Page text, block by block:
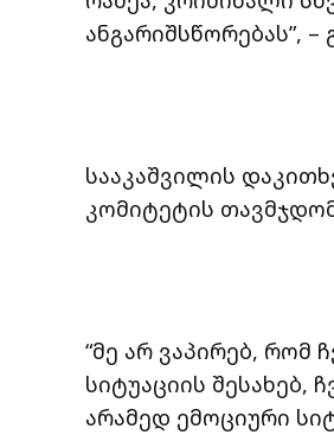
ანგარიშსწორებას”,
სააკაშვილის
კომიტეტის
“მე არ ვაპირებ, რომ
სიტუაციის
არამედ ემოციური